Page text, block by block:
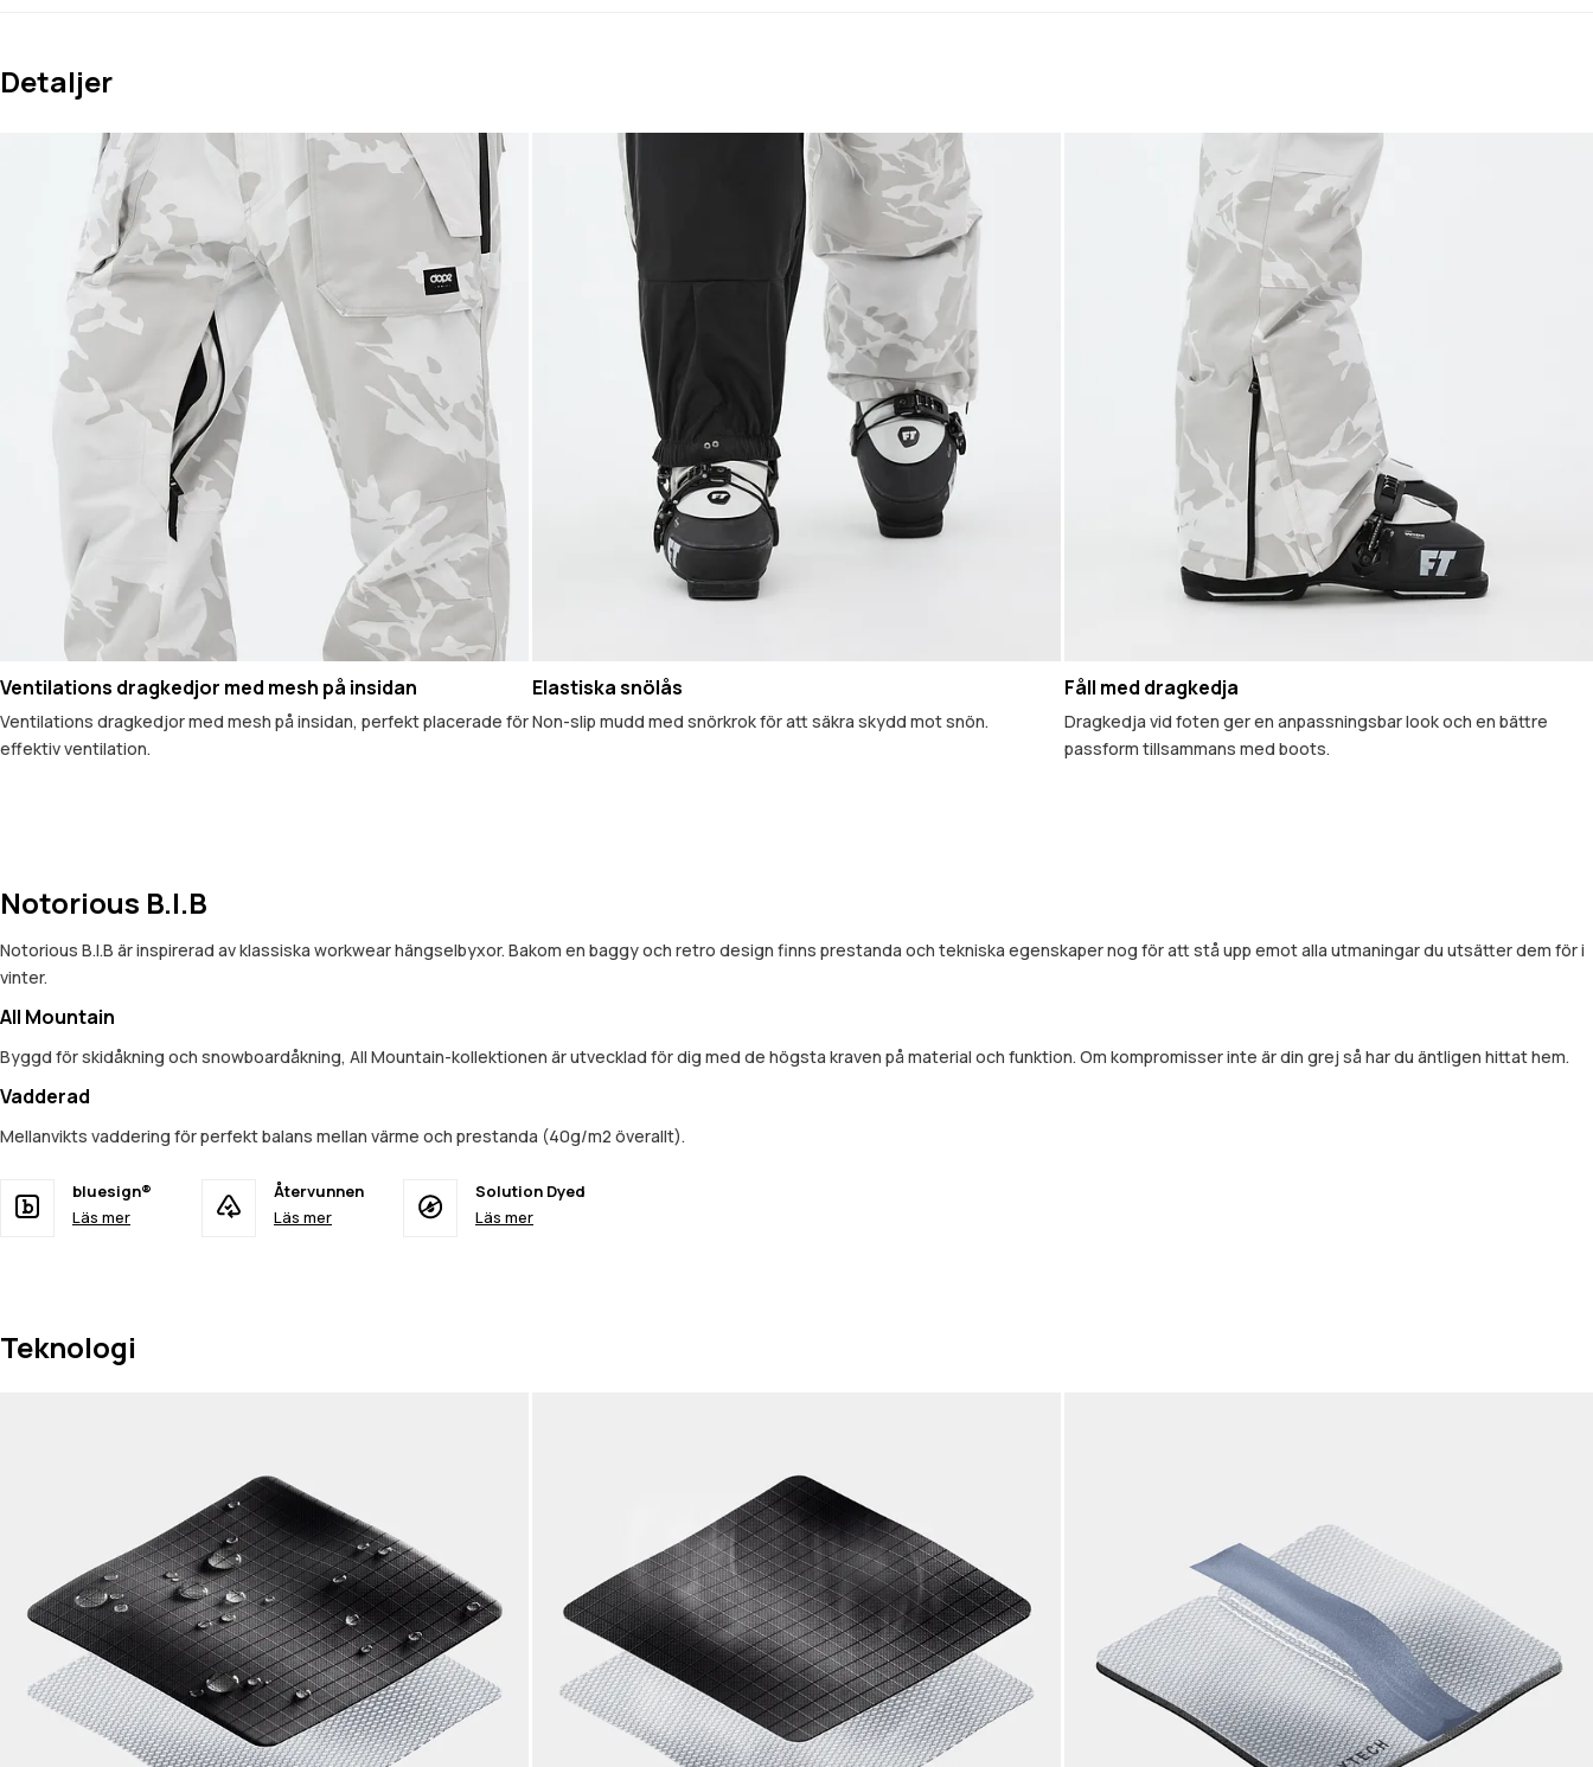
Detaljer
Ventilations dragkedjor med mesh på insidan
Ventilations dragkedjor med mesh på insidan, perfekt placerade för
effektiv ventilation.
Elastiska snölås
Non-slip mudd med snörkrok för att säkra skydd mot snön.
Fåll med dragkedja
Dragkedja vid foten ger en anpassningsbar look och en bättre
passform tillsammans med boots.
Notorious B.I.B
Notorious B.I.B är inspirerad av klassiska workwear hängselbyxor. Bakom en baggy och retro design finns prestanda och tekniska egenskaper nog för att stå upp emot alla utmaningar du utsätter dem för i
vinter.
All Mountain
Byggd för skidåkning och snowboardåkning, All Mountain-kollektionen är utvecklad för dig med de högsta kraven på material och funktion. Om kompromisser inte är din grej så har du äntligen hittat hem.
Vadderad
Mellanvikts vaddering för perfekt balans mellan värme och prestanda (40g/m2 överallt).
bluesign®
Läs mer
Återvunnen
Läs mer
Solution Dyed
Läs mer
Teknologi